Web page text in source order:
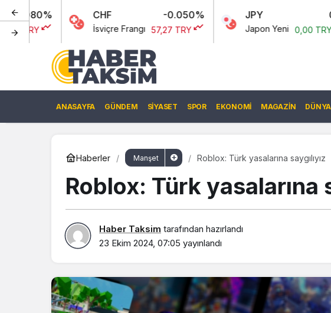
CHF -0.050%
İsviçre Frangı 57,27 TRY
JPY
Japon Yeni 0,00 TRY
ANASAYFA GÜNDEM SIYASET SPOR EKONOMI MAGAZIN DÜNYA
Haberler Manşet Roblox: Türk yasalarına saygılıyız
Roblox: Türk yasalarına
Haber Taksim tarafından hazırlandı
23 Ekim 2024, 07:05 yayınlandı